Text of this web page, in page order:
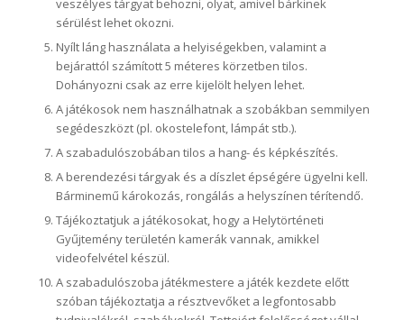
veszélyes tárgyat behozni, olyat, amivel bárkinek
sérülést lehet okozni.
Nyílt láng használata a helyiségekben, valamint a
bejárattól számított 5 méteres körzetben tilos.
Dohányozni csak az erre kijelölt helyen lehet.
A játékosok nem használhatnak a szobákban semmilyen
segédeszközt (pl. okostelefont, lámpát stb.).
A szabadulószobában tilos a hang- és képkészítés.
A berendezési tárgyak és a díszlet épségére ügyelni kell.
Bárminemű károkozás, rongálás a helyszínen térítendő.
Tájékoztatjuk a játékosokat, hogy a Helytörténeti
Gyűjtemény területén kamerák vannak, amikkel
videofelvétel készül.
A szabadulószoba játékmestere a játék kezdete előtt
szóban tájékoztatja a résztvevőket a legfontosabb